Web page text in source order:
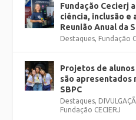
Fundação Cecierj
ciência, inclusão e
Reunião Anual da
Destaques, Fundação
Projetos de alunos
são apresentados
SBPC
Destaques,
Fundação CECIERJ